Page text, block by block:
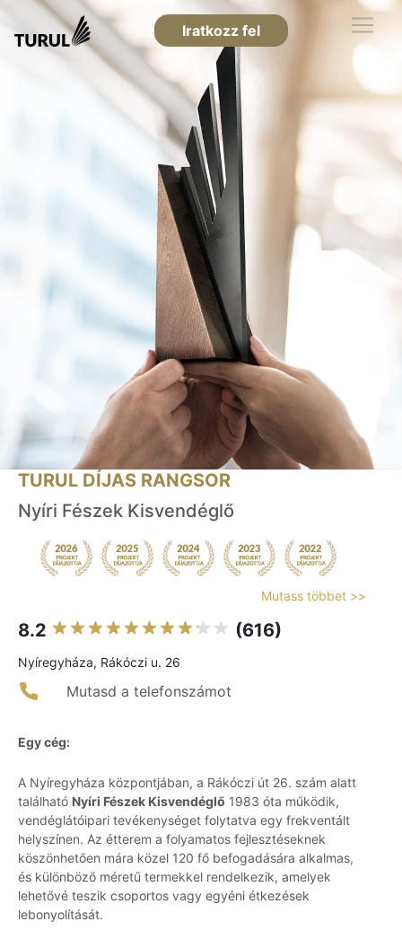
Iratkozz fel
TURUL DÍJAS RANGSOR
Nyíri Fészek Kisvendéglő
Mutass többet >>
8.2 (616)
Nyíregyháza, Rákóczi u. 26
Mutasd a telefonszámot
Egy cég:
A Nyíregyháza központjában, a Rákóczi út 26. szám alatt
található Nyíri Fészek Kisvendéglő 1983 óta működik,
vendéglátóipari tevékenységet folytatva egy frekventált
helyszínen. Az étterem a folyamatos fejlesztéseknek
köszönhetően mára közel 120 fő befogadására alkalmas,
és különböző méretű termekkel rendelkezik, amelyek
lehetővé teszik csoportos vagy egyéni étkezések
lebonyolítását.